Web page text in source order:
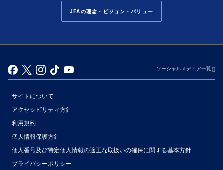
JFAの理念・ビジョン・バリュー
ソーシャルメディア一覧
サイトについて
アクセシビリティ方針
利用規約
個人情報保護方針
個人番号及び特定個人情報の適正な取扱いの確保に関する基本方針
プライバシーポリシー